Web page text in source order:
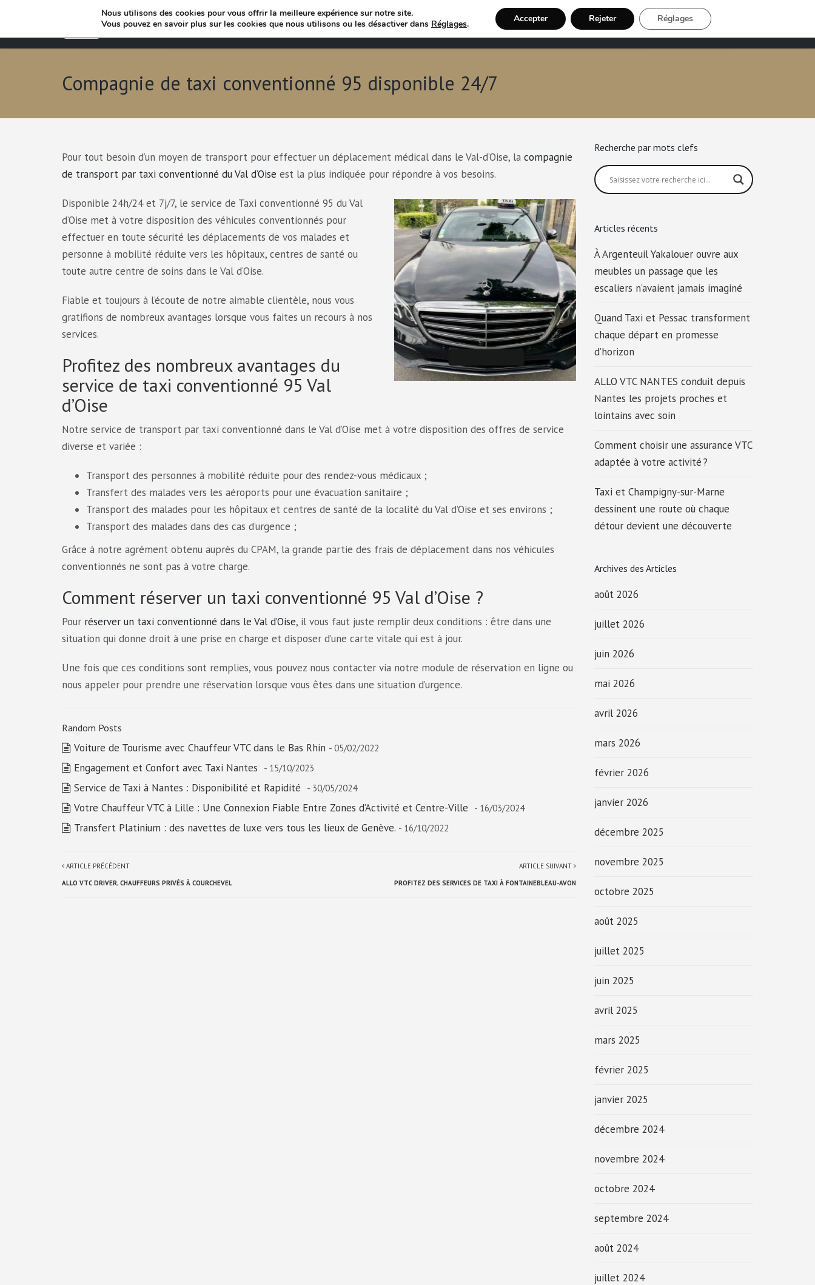
Annuaire VTC Recherche Chauffeur VTC Inscription Chauffeur
Compagnie de taxi conventionné 95 disponible 24/7
Pour tout besoin d’un moyen de transport pour effectuer un déplacement médical dans le Val-d’Oise, la compagnie
de transport par taxi conventionné du Val d’Oise est la plus indiquée pour répondre à vos besoins.
Disponible 24h/24 et 7j/7, le service de Taxi conventionné 95 du Val
d’Oise met à votre disposition des véhicules conventionnés pour
effectuer en toute sécurité les déplacements de vos malades et
personne à mobilité réduite vers les hôpitaux, centres de santé ou
toute autre centre de soins dans le Val d’Oise.
Fiable et toujours à l’écoute de notre aimable clientèle, nous vous
gratifions de nombreux avantages lorsque vous faites un recours à nos
services.
Profitez des nombreux avantages du
service de taxi conventionné 95 Val
d’Oise
Notre service de transport par taxi conventionné dans le Val d’Oise met à votre disposition des offres de service
diverse et variée :
Transport des personnes à mobilité réduite pour des rendez-vous médicaux ;
Transfert des malades vers les aéroports pour une évacuation sanitaire ;
Transport des malades pour les hôpitaux et centres de santé de la localité du Val d’Oise et ses environs ;
Transport des malades dans des cas d’urgence ;
Grâce à notre agrément obtenu auprès du CPAM, la grande partie des frais de déplacement dans nos véhicules
conventionnés ne sont pas à votre charge.
Comment réserver un taxi conventionné 95 Val d’Oise ?
Pour réserver un taxi conventionné dans le Val d’Oise, il vous faut juste remplir deux conditions : être dans une
situation qui donne droit à une prise en charge et disposer d’une carte vitale qui est à jour.
Une fois que ces conditions sont remplies, vous pouvez nous contacter via notre module de réservation en ligne ou
nous appeler pour prendre une réservation lorsque vous êtes dans une situation d’urgence.
Random Posts
Voiture de Tourisme avec Chauffeur VTC dans le Bas Rhin - 05/02/2022
Engagement et Confort avec Taxi Nantes - 15/10/2023
Service de Taxi à Nantes : Disponibilité et Rapidité - 30/05/2024
Votre Chauffeur VTC à Lille : Une Connexion Fiable Entre Zones d’Activité et Centre-Ville - 16/03/2024
Transfert Platinium : des navettes de luxe vers tous les lieux de Genève. - 16/10/2022
ARTICLE PRÉCÉDENT
ALLO VTC DRIVER, CHAUFFEURS PRIVÉS À COURCHEVEL
ARTICLE SUIVANT
PROFITEZ DES SERVICES DE TAXI À FONTAINEBLEAU-AVON
Recherche par mots clefs
Articles récents
À Argenteuil Yakalouer ouvre aux
meubles un passage que les
escaliers n’avaient jamais imaginé
Quand Taxi et Pessac transforment
chaque départ en promesse
d’horizon
ALLO VTC NANTES conduit depuis
Nantes les projets proches et
lointains avec soin
Comment choisir une assurance VTC
adaptée à votre activité ?
Taxi et Champigny-sur-Marne
dessinent une route où chaque
détour devient une découverte
Archives des Articles
août 2026
juillet 2026
juin 2026
mai 2026
avril 2026
mars 2026
février 2026
janvier 2026
décembre 2025
novembre 2025
octobre 2025
août 2025
juillet 2025
juin 2025
avril 2025
mars 2025
février 2025
janvier 2025
décembre 2024
novembre 2024
octobre 2024
septembre 2024
août 2024
juillet 2024
Nous utilisons des cookies pour vous offrir la meilleure expérience sur notre site.
Vous pouvez en savoir plus sur les cookies que nous utilisons ou les désactiver dans Réglages. Accepter Rejeter Réglages